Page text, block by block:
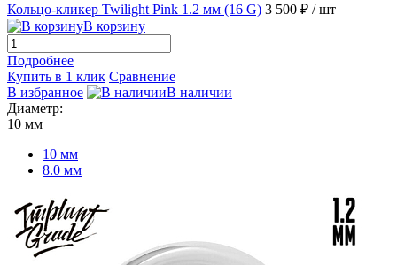
Кольцо-кликер Twilight Pink 1.2 мм (16 G) 3 500 ₽ / шт
В корзину
Подробнее
Купить в 1 клик Сравнение
В избранное
В наличии
Диаметр:
10 мм
10 мм
8.0 мм